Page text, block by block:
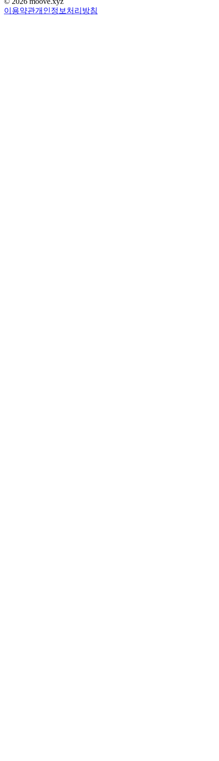
이용약관개인정보처리방침